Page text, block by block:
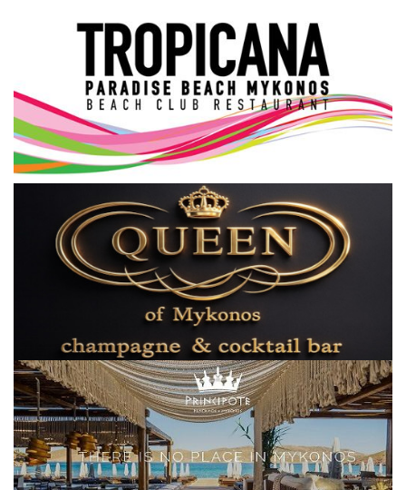
Σεβασμιώτατος Δωρόθεος Β’
Cost Of Living Crisis
Opinion + Analysis
L’Art des Sens
All News
Local Elections 2023
Elections 2023
Γλώσσα
Ελληνικά English